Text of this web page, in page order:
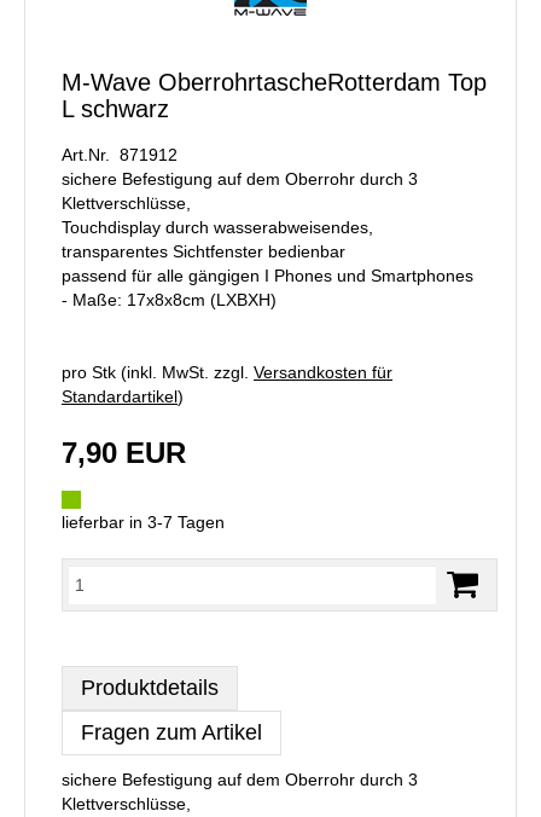
M-Wave OberrohrtascheRotterdam Top
L schwarz
Art.Nr. 871912
sichere Befestigung auf dem Oberrohr durch 3
Klettverschlüsse,
Touchdisplay durch wasserabweisendes,
transparentes Sichtfenster bedienbar
passend für alle gängigen I Phones und Smartphones
- Maße: 17x8x8cm (LXBXH)
pro Stk (inkl. MwSt. zzgl. Versandkosten für
Standardartikel)
7,90 EUR
lieferbar in 3-7 Tagen
Produktdetails
Fragen zum Artikel
sichere Befestigung auf dem Oberrohr durch 3
Klettverschlüsse,